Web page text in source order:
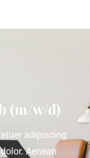
(m/w/d)
adipiscing
Aenean